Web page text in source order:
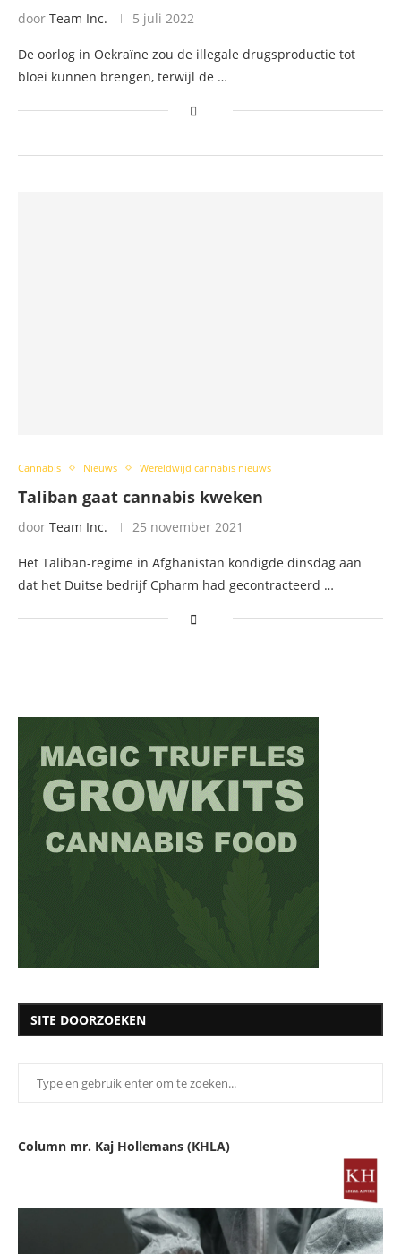
door Team Inc. 5 juli 2022
De oorlog in Oekraïne zou de illegale drugsproductie tot
bloei kunnen brengen, terwijl de …
Cannabis Nieuws Wereldwijd cannabis nieuws
Taliban gaat cannabis kweken
door Team Inc. 25 november 2021
Het Taliban-regime in Afghanistan kondigde dinsdag aan
dat het Duitse bedrijf Cpharm had gecontracteerd …
SITE DOORZOEKEN
Column mr. Kaj Hollemans (KHLA)